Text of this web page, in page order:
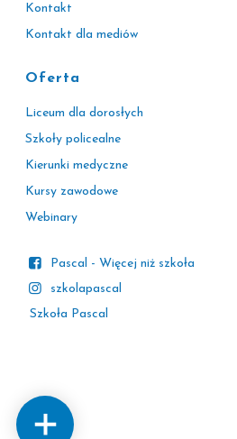
Kontakt
Kontakt dla mediów
Oferta
Liceum dla dorosłych
Szkoły policealne
Kierunki medyczne
Kursy zawodowe
Webinary
Pascal - Więcej niż szkoła
szkolapascal
Szkoła Pascal